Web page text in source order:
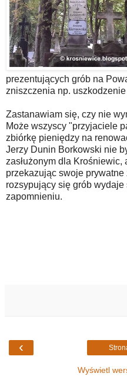
prezentujących grób na
zniszczenia np.
Zastanawiam się, czy nie
Może wszyscy "przyjaciele
zbiórkę pieniędzy na
Jerzy Dunin Borkowski nie
zasłużonym dla Krośniewic,
przekazując swoje
rozsypujący się grób
zapomnieniu.
‹
Wyświetl